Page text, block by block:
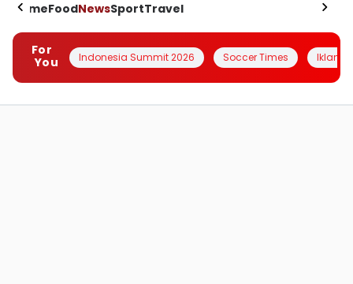
HomeFoodNewsSportTravel
For
You
Indonesia Summit 2026 Soccer Times Iklanin